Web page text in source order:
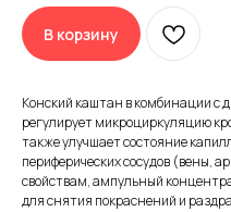
В корзину
Конский каштан в комбинации
регулирует микроциркуляцию
также улучшает состояние
периферических сосудов (вены,
свойствам, ампульный
для снятия покраснений и
Воспользуйтесь
консультацией от
косметолога
Декларации соотвествия